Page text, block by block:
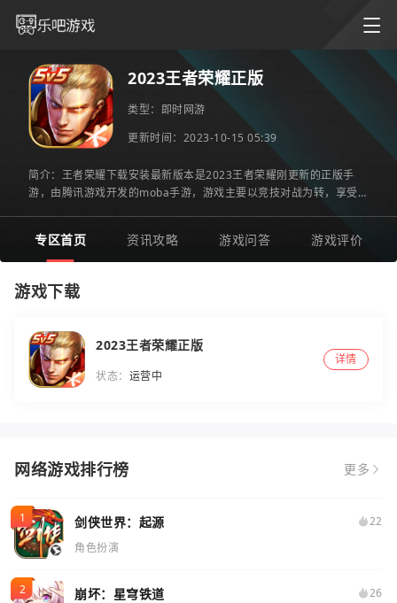
2023王者荣耀正版
类型： 即时网游
更新时间：2023-10-15 05:39
简介：王者荣耀下载安装最新版本是2023王者荣耀刚更新的正版手
游，由腾讯游戏开发的moba手游，游戏主要以竞技对战为转，享受
专区首页 资讯攻略 游戏问答 游戏评价
游戏下载
2023王者荣耀正版
状态： 运营中
详情
网络游戏排行榜 更多
剑侠世界：起源
22
角色扮演
崩坏：星穹铁道
26